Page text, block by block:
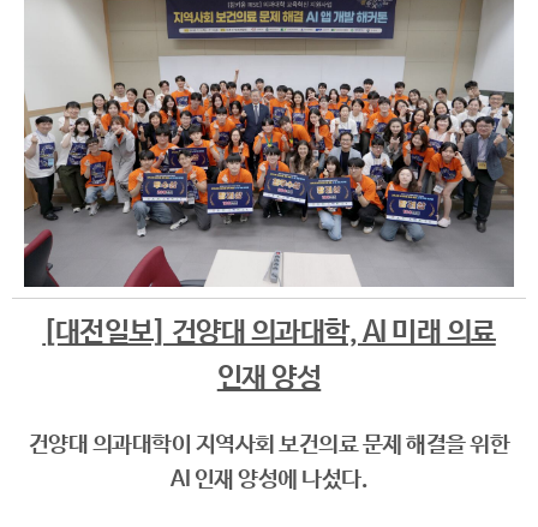
[대전일보] 건양대 의과대학, AI 미래 의료
인재 양성
건양대 의과대학이 지역사회 보건의료 문제 해결을 위한
AI 인재 양성에 나섰다.